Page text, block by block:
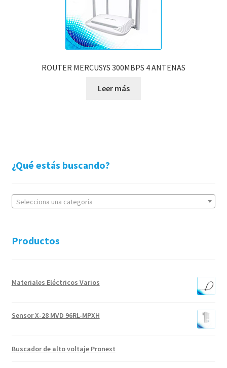
ROUTER MERCUSYS 300MBPS 4 ANTENAS
Leer más
¿Qué estás buscando?
Selecciona una categoría
Productos
Materiales Eléctricos Varios
Sensor X-28 MVD 96RL-MPXH
Buscador de alto voltaje Pronext